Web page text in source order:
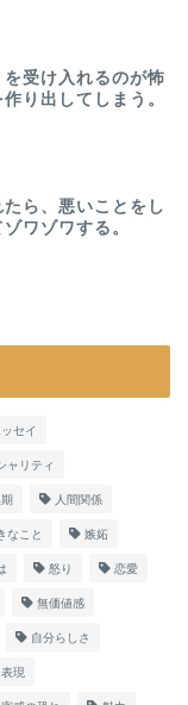
を受け入れるのが怖
り出してしまう。
たら、悪いことをし
ワゾワする。
セイ
ャリティ
人間関係
なこと 嫉妬
怒り 恋愛
無価値感
自分らしさ
現